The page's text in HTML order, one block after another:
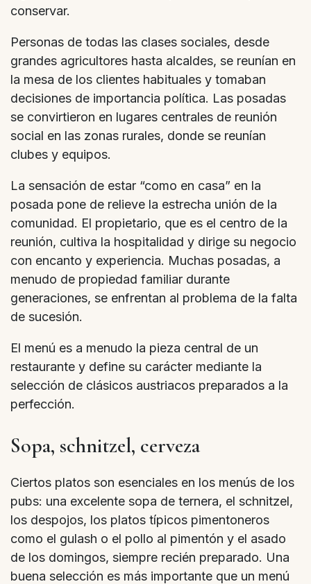
conservar.
Personas de todas las clases sociales, desde
grandes agricultores hasta alcaldes, se reunían en
la mesa de los clientes habituales y tomaban
decisiones de importancia política. Las posadas
se convirtieron en lugares centrales de reunión
social en las zonas rurales, donde se reunían
clubes y equipos.
La sensación de estar “como en casa” en la
posada pone de relieve la estrecha unión de la
comunidad. El propietario, que es el centro de la
reunión, cultiva la hospitalidad y dirige su negocio
con encanto y experiencia. Muchas posadas, a
menudo de propiedad familiar durante
generaciones, se enfrentan al problema de la falta
de sucesión.
El menú es a menudo la pieza central de un
restaurante y define su carácter mediante la
selección de clásicos austriacos preparados a la
perfección.
Sopa, schnitzel, cerveza
Ciertos platos son esenciales en los menús de los
pubs: una excelente sopa de ternera, el schnitzel,
los despojos, los platos típicos pimentoneros
como el gulash o el pollo al pimentón y el asado
de los domingos, siempre recién preparado. Una
buena selección es más importante que un menú